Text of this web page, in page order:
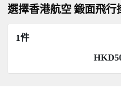
選擇香港航空 鍛面飛行
1件